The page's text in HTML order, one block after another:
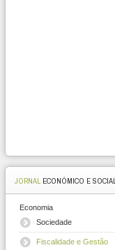
JORNAL ECONÓMICO E SOCIAL
Economia
Sociedade
Fiscalidade e Gestão